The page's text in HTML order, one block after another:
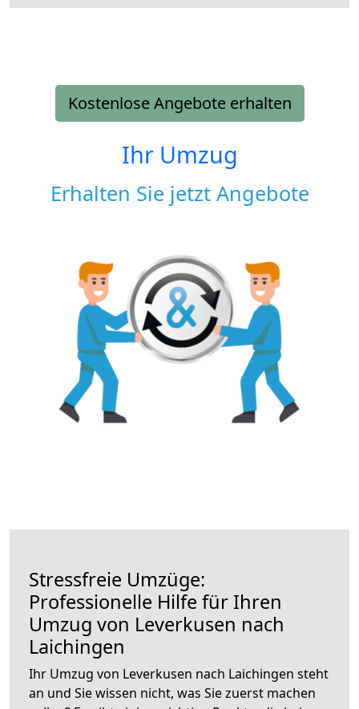
Kostenlose Angebote erhalten
Ihr Umzug
Erhalten Sie jetzt Angebote
Stressfreie Umzüge:
Professionelle Hilfe für Ihren
Umzug von Leverkusen nach
Laichingen
Ihr Umzug von Leverkusen nach Laichingen steht
an und Sie wissen nicht, was Sie zuerst machen